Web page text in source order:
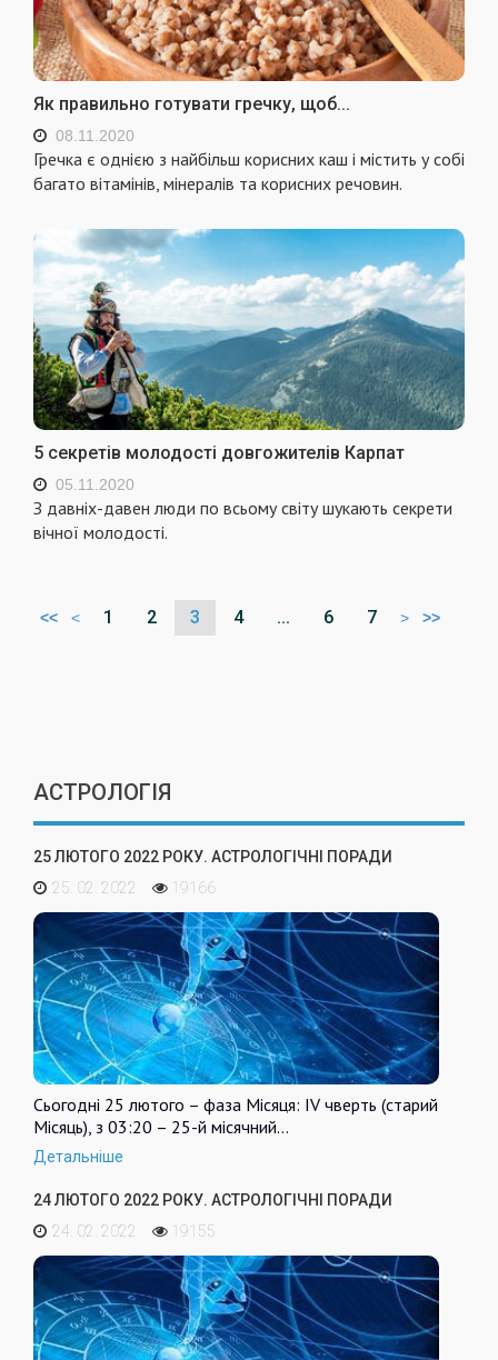
Як правильно готувати гречку, щоб...
08.11.2020
Гречка є однією з найбільш корисних каш і містить у собі
багато вітамінів, мінералів та корисних речовин.
5 секретів молодості довгожителів Карпат
05.11.2020
З давніх-давен люди по всьому світу шукають секрети
вічної молодості.
<< < 1 2 3 4 ... 6 7 > >>
АСТРОЛОГІЯ
25 ЛЮТОГО 2022 РОКУ. АСТРОЛОГІЧНІ ПОРАДИ
25. 02. 2022
19166
Сьогодні 25 лютого – фаза Місяця: IV чверть (старий
Місяць), з 03:20 – 25-й місячний…
Детальніше
24 ЛЮТОГО 2022 РОКУ. АСТРОЛОГІЧНІ ПОРАДИ
24. 02. 2022
19155